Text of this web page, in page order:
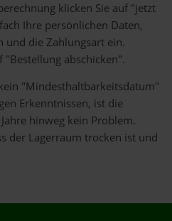
klicken Sie auf "jetzt
Ihre persönlichen Daten,
und die Zahlungsart ein.
"Bestellung abschicken".
"Mindesthaltbarkeitsdatum"
Erkenntnissen, ist die
hinweg kein Problem.
der Lagerraum trocken ist und